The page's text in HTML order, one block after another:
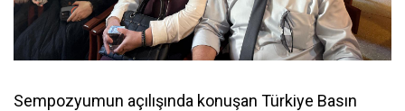
Sempozyumun açılışında konuşan Türkiye Basın